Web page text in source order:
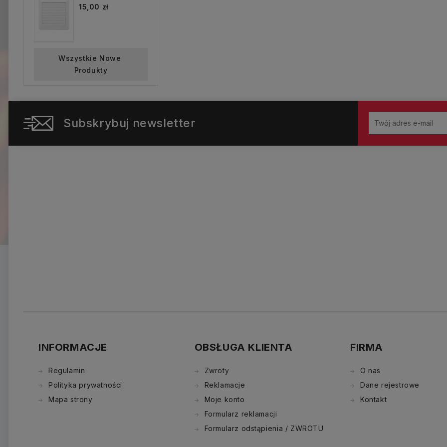
15,00 zł
Wszystkie Nowe
Produkty
Subskrybuj newsletter
INFORMACJE
Regulamin
Polityka prywatności
Mapa strony
OBSŁUGA KLIENTA
Zwroty
Reklamacje
Moje konto
Formularz reklamacji
Formularz odstąpienia / ZWROTU
FIRMA
O nas
Dane rejestrowe
Kontakt